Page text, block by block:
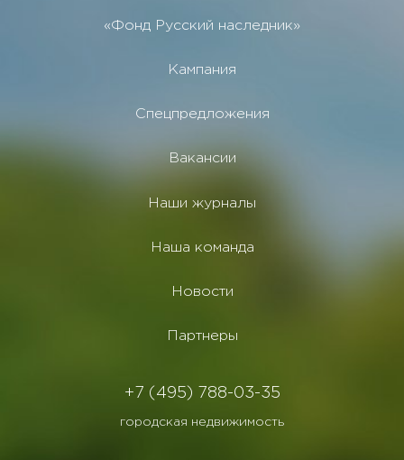
«Фонд Русский наследник»
Кампания
Спецпредложения
Вакансии
Наши журналы
Наша команда
Новости
Партнеры
+7 (495) 788-03-35
городская недвижимость